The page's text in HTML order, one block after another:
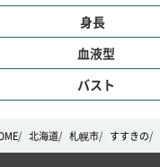
身長
血液型
バスト
北海道 札幌市 すすきの